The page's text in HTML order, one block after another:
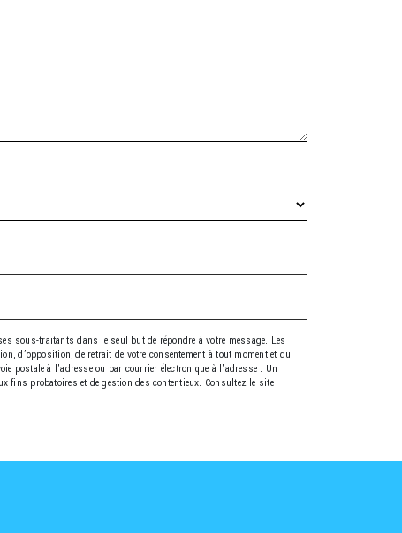
sous-traitants dans le seul but de répondre à votre message. Les
d’opposition, de retrait de votre consentement à tout moment et du
postale à l'adresse ou par courrier électronique à l'adresse . Un
fins probatoires et de gestion des contentieux. Consultez le site